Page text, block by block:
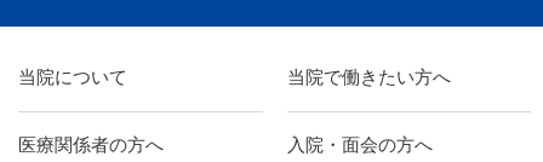
当院について 当院で働きたい方へ
医療関係者の方へ 入院・面会の方へ